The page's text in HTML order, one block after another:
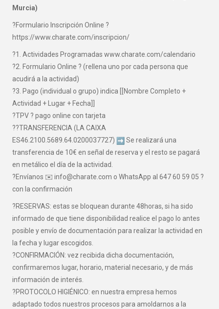
Murcia)
?Formulario Inscripción Online ?
https://www.charate.com/inscripcion/
?1. Actividades Programadas www.charate.com/calendario
?2. Formulario Online ? (rellena uno por cada persona que
acudirá a la actividad)
?3. Pago (individual o grupo) indica [[Nombre Completo +
Actividad + Lugar + Fecha]]
?TPV ? pago online con tarjeta
??TRANSFERENCIA (LA CAIXA
ES46.2100.5689.64.0200037727)
Se realizará una
transferencia de 10€ en señal de reserva y el resto se pagará
en metálico el día de la actividad.
?Envíanos ✉️ info@charate.com o WhatsApp al 647 60 59 05 ?
con la confirmación
?RESERVAS: estas se bloquean durante 48horas, si ha sido
informado de que tiene disponibilidad realice el pago lo antes
posible y envío de documentación para realizar la actividad en
la fecha y lugar escogidos.
?CONFIRMACIÓN: vez recibida dicha documentación,
confirmaremos lugar, horario, material necesario, y de más
información de interés.
?PROTOCOLO HIGIÉNICO: en nuestra empresa hemos
adaptado todos nuestros procesos para amoldarnos a la